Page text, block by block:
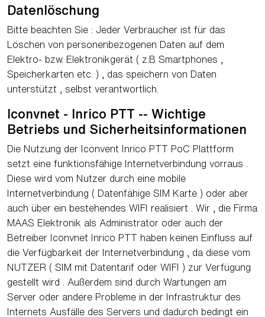
Datenlöschung
Bitte beachten Sie : Jeder Verbraucher ist für das
Löschen von personenbezogenen Daten auf dem
Elektro- bzw. Elektronikgerät ( z.B Smartphones ,
Speicherkarten etc. ) , das speichern von Daten
unterstützt , selbst verantwortlich.
Iconvnet - Inrico PTT -- Wichtige
Betriebs und Sicherheitsinformationen
Die Nutzung der Iconvent Inrico PTT PoC Plattform
setzt eine funktionsfähige Internetverbindung vorraus .
Diese wird vom Nutzer durch eine mobile
Internetverbindung ( Datenfähige SIM Karte ) oder aber
auch über ein bestehendes WIFI realisiert . Wir , die Firma
MAAS Elektronik als Administrator oder auch der
Betreiber Iconvnet Inrico PTT haben keinen Einfluss auf
die Verfügbarkeit der Internetverbindung , da diese vom
NUTZER ( SIM mit Datentarif oder WIFI ) zur Verfügung
gestellt wird . Außerdem sind durch Wartungen am
Server oder andere Probleme in der Infrastruktur des
Internets Ausfälle des Servers und dadurch bedingt ein